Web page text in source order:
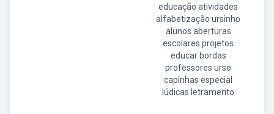
educação atividades
alfabetização ursinho
alunos aberturas
escolares projetos
educar bordas
professores urso
capinhas especial
lúdicas letramento